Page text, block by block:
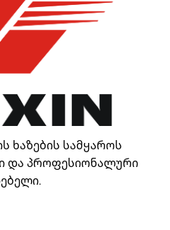
ხაზების სამყაროს
და პროფესიონალური